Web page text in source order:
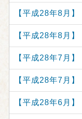
【平成28年8月
【平成28年8
【平成28年7月
【平成28年7月
【平成28年6月